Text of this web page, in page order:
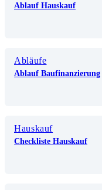
Ablauf Hauskauf
Abläufe
Ablauf Baufinanzierung
Hauskauf
Checkliste Hauskauf